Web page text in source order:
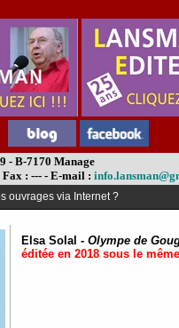
- B-7170 Manage
Fax : --- - E-mail :
ouvrages via Internet ?
Elsa Solal - Olympe de
éditée en 2018 sous le